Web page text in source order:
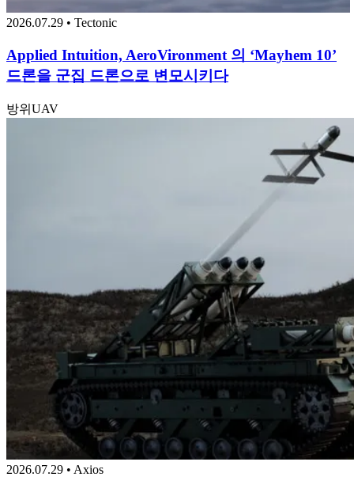
2026.07.29 • Tectonic
Applied Intuition, AeroVironment 의 ‘Mayhem 10’
드론을 군집 드론으로 변모시키다
방위 UAV
2026.07.29 • Axios